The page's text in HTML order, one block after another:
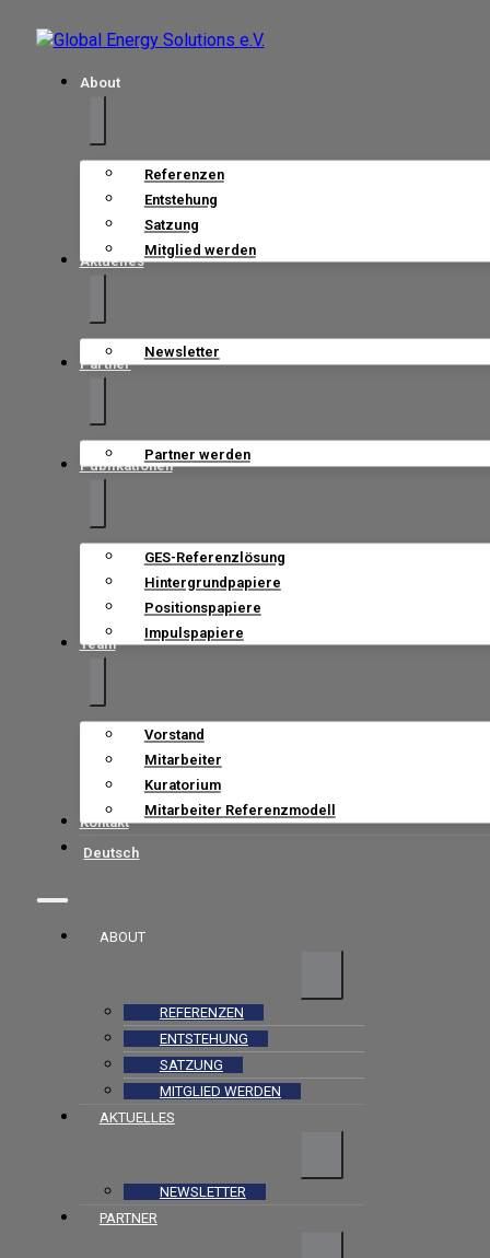
About
Referenzen
Entstehung
Satzung
Mitglied werden
Aktuelles
Newsletter
Partner
Partner werden
Publikationen
GES-Referenzlösung
Hintergrundpapiere
Positionspapiere
Impulspapiere
Team
Vorstand
Mitarbeiter
Kuratorium
Mitarbeiter Referenzmodell
Kontakt
Deutsch
ABOUT
REFERENZEN
ENTSTEHUNG
SATZUNG
MITGLIED WERDEN
AKTUELLES
NEWSLETTER
PARTNER